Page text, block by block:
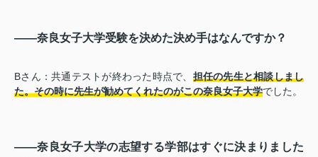
――奈良女子大学受験を決めた決め手はなんですか？
Bさん：共通テストが終わった時点で、 担任の先生と相談しまし
た。その時に先生が勧めてくれたのがこの奈良女子大学でした。
――奈良女子大学の志望する学部はすぐに決まりました